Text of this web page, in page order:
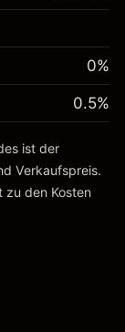
%
($0.41)0%
0.5%
ist der
Verkaufspreis.
zu den Kosten